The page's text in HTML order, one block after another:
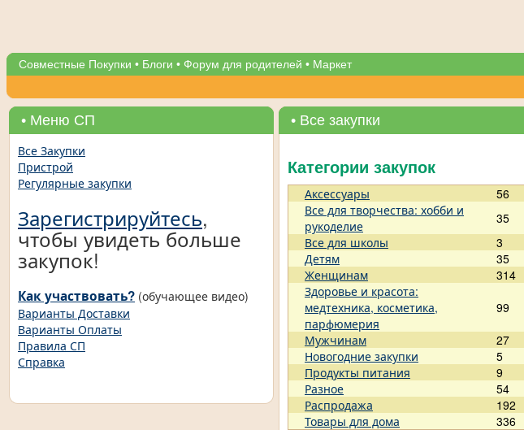
Совместные Покупки • Блоги • Форум для родителей • Маркет
• Меню СП
Все Закупки
Пристрой
Регулярные закупки
Зарегистрируйтесь,
чтобы увидеть больше
закупок!
Как участвовать? (обучающее видео)
Варианты Доставки
Варианты Оплаты
Правила СП
Справка
• Все закупки
Категории закупок
Аксессуары
56
Все для творчества: хобби и
рукоделие
35
Все для школы
3
Детям
35
Женщинам
314
Здоровье и красота:
медтехника, косметика,
парфюмерия
99
Мужчинам
27
Новогодние закупки
5
Продукты питания
9
Разное
54
Распродажа
192
Товары для дома
336